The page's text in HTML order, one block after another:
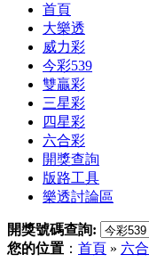
首頁
大樂透
威力彩
今彩539
雙贏彩
三星彩
四星彩
六合彩
開獎查詢
版路工具
樂透討論區
開獎號碼查詢:
您的位置 ： 首頁 » 六